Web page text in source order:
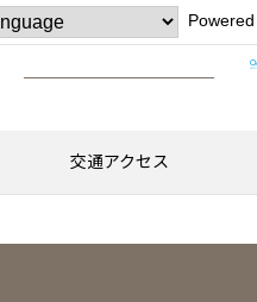
交通アクセス